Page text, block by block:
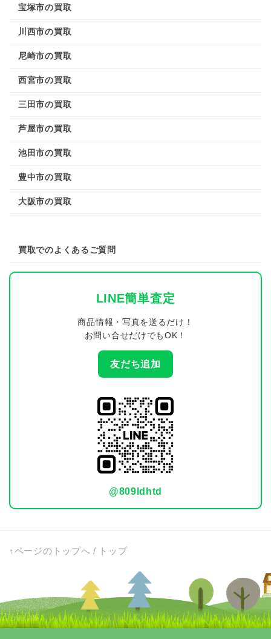
宝塚市の買取
川西市の買取
尼崎市の買取
西宮市の買取
三田市の買取
芦屋市の買取
池田市の買取
豊中市の買取
大阪市の買取
買取でのよくあるご質問
LINE簡単査定
商品情報・写真を送るだけ！
お問い合せだけでもOK！
友だち追加
@809ldhtd
↑ページのトップへ / トップ